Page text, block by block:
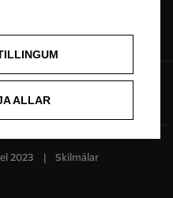
2023 Skilmálar
ALLAR